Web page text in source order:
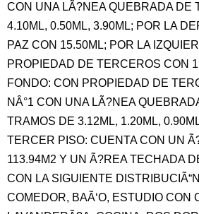
CON UNA LÃ?NEA QUEBRADA DE
4.10ML, 0.50ML, 3.90ML; POR LA
PAZ CON 15.50ML; POR LA
PROPIEDAD DE TERCEROS CON
FONDO: CON PROPIEDAD DE
NÂ°1 CON UNA LÃ?NEA
TRAMOS DE 3.12ML, 1.20ML,
TERCER PISO: CUENTA CON UN
113.94M2 Y UN Ã?REA TECHADA
CON LA SIGUIENTE
COMEDOR, BAÃ‘O, ESTUDIO CON